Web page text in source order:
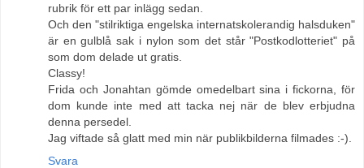
rubrik för ett par inlägg sedan.
Och den "stilriktiga engelska internatskolerandig halsduken"
är en gulblå sak i nylon som det står "Postkodlotteriet" på
som dom delade ut gratis.
Classy!
Frida och Jonahtan gömde omedelbart sina i fickorna, för
dom kunde inte med att tacka nej när de blev erbjudna
denna persedel.
Jag viftade så glatt med min när publikbilderna filmades :-).
Svara